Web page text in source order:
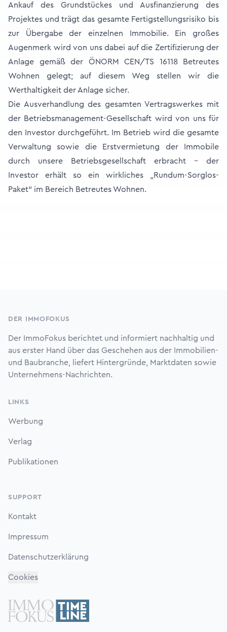
Ankauf des Grundstückes und Ausfinanzierung des
Projektes und trägt das gesamte Fertigstellungsrisiko bis
zur Übergabe der einzelnen Immobilie. Ein großes
Augenmerk wird von uns dabei auf die Zertifizierung der
Anlage gemäß der ÖNORM CEN/TS 16118 Betreutes
Wohnen gelegt; auf diesem Weg stellen wir die
Werthaltigkeit der Anlage sicher.
Die Ausverhandlung des gesamten Vertragswerkes mit
der Betriebsmanagement-Gesellschaft wird von uns für
den Investor durchgeführt. Im Betrieb wird die gesamte
Verwaltung sowie die Erstvermietung der Immobile
durch unsere Betriebsgesellschaft erbracht – der
Investor erhält so ein wirkliches „Rundum-Sorglos-
Paket“ im Bereich Betreutes Wohnen.
DER IMMOFOKUS
Der ImmoFokus berichtet und informiert nachhaltig und
aus erster Hand über das Geschehen aus der Immobilien-
und Baubranche, liefert Hintergründe, Marktdaten sowie
Unternehmens-Nachrichten.
LINKS
Werbung
Verlag
Publikationen
SUPPORT
Kontakt
Impressum
Datenschutzerklärung
Cookies